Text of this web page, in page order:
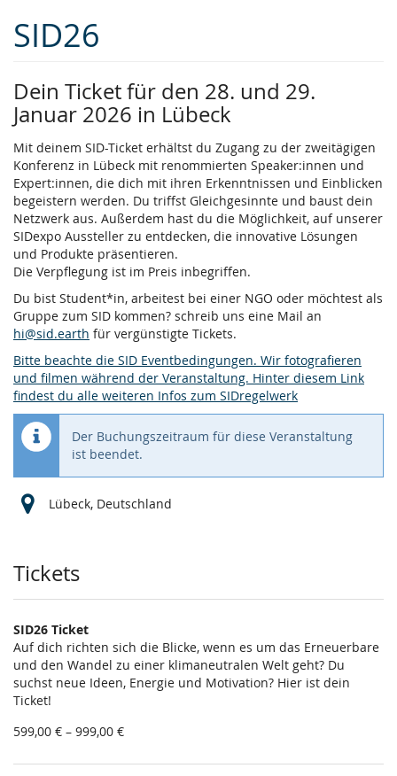
Haupt-
Inhalt
SID26
Dein Ticket für den 28. und 29.
Januar 2026 in Lübeck
Mit deinem SID-Ticket erhältst du Zugang zu der zweitägigen
Konferenz in Lübeck mit renommierten Speaker:innen und
Expert:innen, die dich mit ihren Erkenntnissen und Einblicken
begeistern werden. Du triffst Gleichgesinnte und baust dein
Netzwerk aus. Außerdem hast du die Möglichkeit, auf unserer
SIDexpo Aussteller zu entdecken, die innovative Lösungen
und Produkte präsentieren.
Die Verpflegung ist im Preis inbegriffen.
Du bist Student*in, arbeitest bei einer NGO oder möchtest als
Gruppe zum SID kommen? schreib uns eine Mail an
hi@sid.earth für vergünstigte Tickets.
Bitte beachte die SID Eventbedingungen. Wir fotografieren
und filmen während der Veranstaltung. Hinter diesem Link
findest du alle weiteren Infos zum SIDregelwerk
Der Buchungszeitraum für diese Veranstaltung
ist beendet.
Lübeck, Deutschland
Produkte
Tickets
SID26 Ticket
Auf dich richten sich die Blicke, wenn es um das Erneuerbare
und den Wandel zu einer klimaneutralen Welt geht? Du
suchst neue Ideen, Energie und Motivation? Hier ist dein
Ticket!
von
bis
599,00 € – 999,00 €